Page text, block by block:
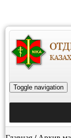
Toggle navigation